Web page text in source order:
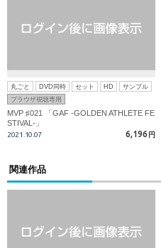
丸ごと DVD同時 セット HD
サンプル
ブラウザ視聴専用
MVP ♯021 「GAF -GOLDEN ATHLETE FE
STIVAL-」
2021.10.07 6,196 円
関連作品